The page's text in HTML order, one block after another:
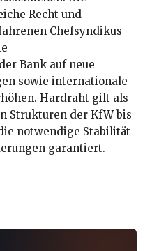
Recht und
Chefsyndikus
Bank auf neue
sowie internationale
Hardraht gilt als
Strukturen der KfW bis
notwendige Stabilität
garantiert.